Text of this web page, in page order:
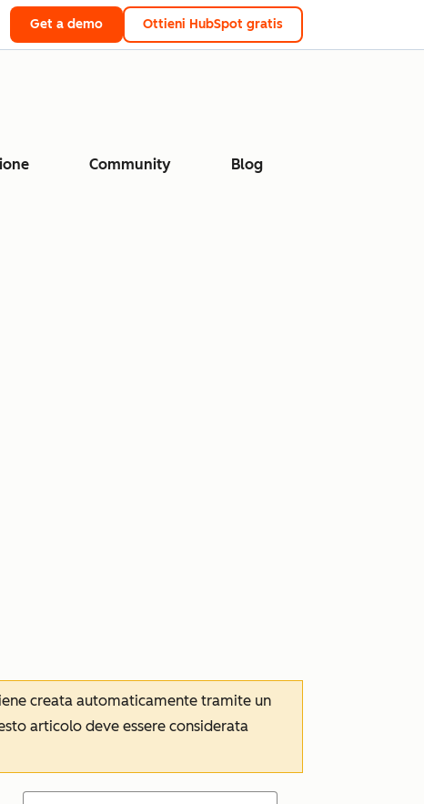
Get a demo Ottieni HubSpot gratis
Community Blog
creata automaticamente tramite un
articolo deve essere considerata